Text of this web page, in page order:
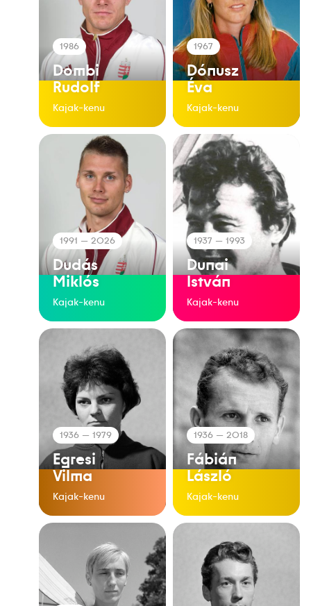
1986
Dombi
Rudolf
Kajak-kenu
1967
Dónusz
Éva
Kajak-kenu
1991 — 2026
Dudás
Miklós
Kajak-kenu
1937 — 1993
Dunai
István
Kajak-kenu
1936 — 1979
Egresi
Vilma
Kajak-kenu
1936 — 2018
Fábián
László
Kajak-kenu